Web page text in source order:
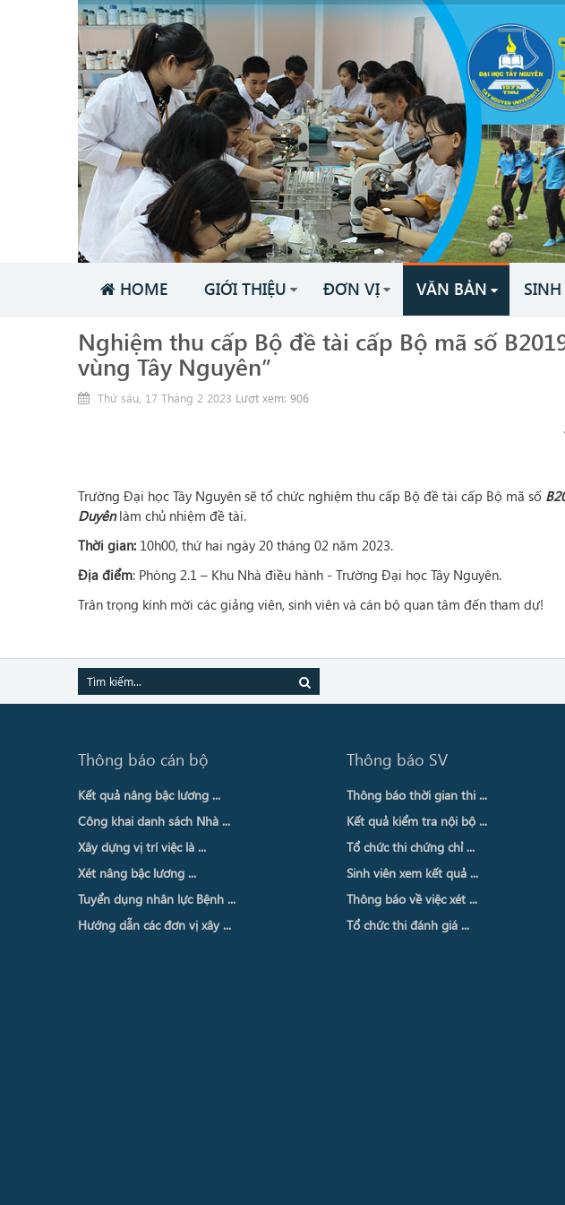
HOME GIỚI THIỆU ĐƠN VỊ VĂN BẢN
Nghiệm thu cấp Bộ đề tài cấp Bộ mã số
vùng Tây Nguyên”
Thứ sáu, 17 Tháng 2 2023 Lượt xem: 906
Trường Đại học Tây Nguyên sẽ tổ chức nghiệm thu cấp Bộ đề tài cấp Bộ mã số
Duyênlàm chủ nhiệm đề tài.
Thời gian: 10h00, thứ hai ngày 20 tháng 02 năm 2023.
Địa điểm: Phòng 2.1 – Khu Nhà điều hành - Trường Đại học Tây Nguyên.
Trân trọng kính mời các giảng viên, sinh viên và cán bộ quan tâm đến tham dự!
Thông báo cán bộ
Kết quả nâng bậc lương ...
Công khai danh sách Nhà ...
Xây dựng vị trí việc là ...
Xét nâng bậc lương ...
Tuyển dụng nhân lực Bệnh ...
Hướng dẫn các đơn vị xây ...
Thông báo SV
Thông báo thời gian thi ...
Kết quả kiểm tra nội bộ ...
Tổ chức thi chứng chỉ ...
Sinh viên xem kết quả ...
Thông báo về việc xét ...
Tổ chức thi đánh giá ...